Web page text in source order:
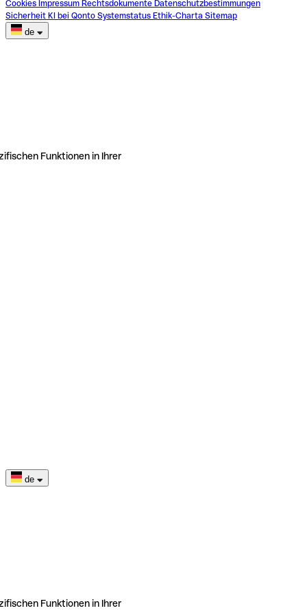
Cookies Impressum Rechtsdokumente Datenschutzbestimmungen
Sicherheit KI bei Qonto Systemstatus Ethik-Charta Sitemap
de
Funktionen in Ihrer
de
Funktionen in Ihrer